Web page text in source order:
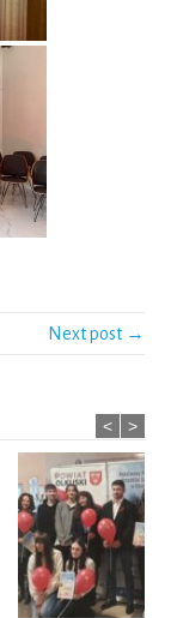
Next post →
< >